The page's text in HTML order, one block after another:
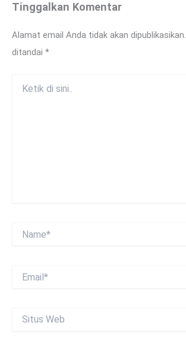
Tinggalkan Komentar
Alamat email Anda tidak akan dipublikasikan.
ditandai *
Web